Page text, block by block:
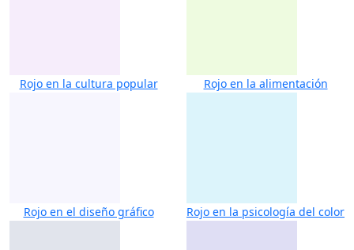
Rojo en la cultura popular Rojo en la alimentación
Rojo en el diseño gráfico Rojo en la psicología del color